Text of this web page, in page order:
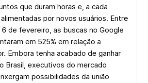
que duram horas e, a cada
por novos usuários. Entre
6 de fevereiro, as buscas no Google
em 525% em relação a
Embora tenha acabado de ganhar
Brasil, executivos do mercado
possibilidades da união